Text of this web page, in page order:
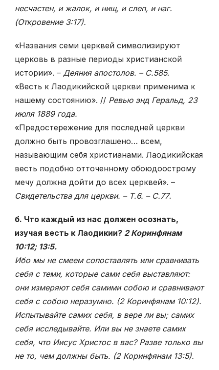
несчастен, и жалок, и нищ, и слеп, и наг.
(Откровение 3:17).
«Названия семи церквей символизируют
церковь в разные периоды христи­анской
истории». – Деяния апостолов. – С.585.
«Весть к Лаодикийской церкви применима к
нашему состоянию». // Ревью энд Геральд, 23
июля 1889 года.
«Предостережение для последней церкви
должно быть провозглашено… всем,
называющим себя христианами. Лаодикийская
весть подобно отточенному обоюдоострому
мечу должна дойти до всех церквей». –
Свидетельства для церкви. – Т.6. – С.77.
б. Что каждый из нас должен осознать,
изучая весть к Лаодикии? 2 Коринфянам
10:12; 13:5.
Ибо мы не смеем сопоставлять или сравнивать
себя с теми, которые сами себя выставляют:
они измеряют себя самими собою и сравнивают
себя с собою неразумно. (2 Коринфянам 10:12).
Испытывайте самих себя, в вере ли вы; самих
себя исследывайте. Или вы не знаете самих
себя, что Иисус Христос в вас? Разве только вы
не то, чем должны быть. (2 Коринфянам 13:5).